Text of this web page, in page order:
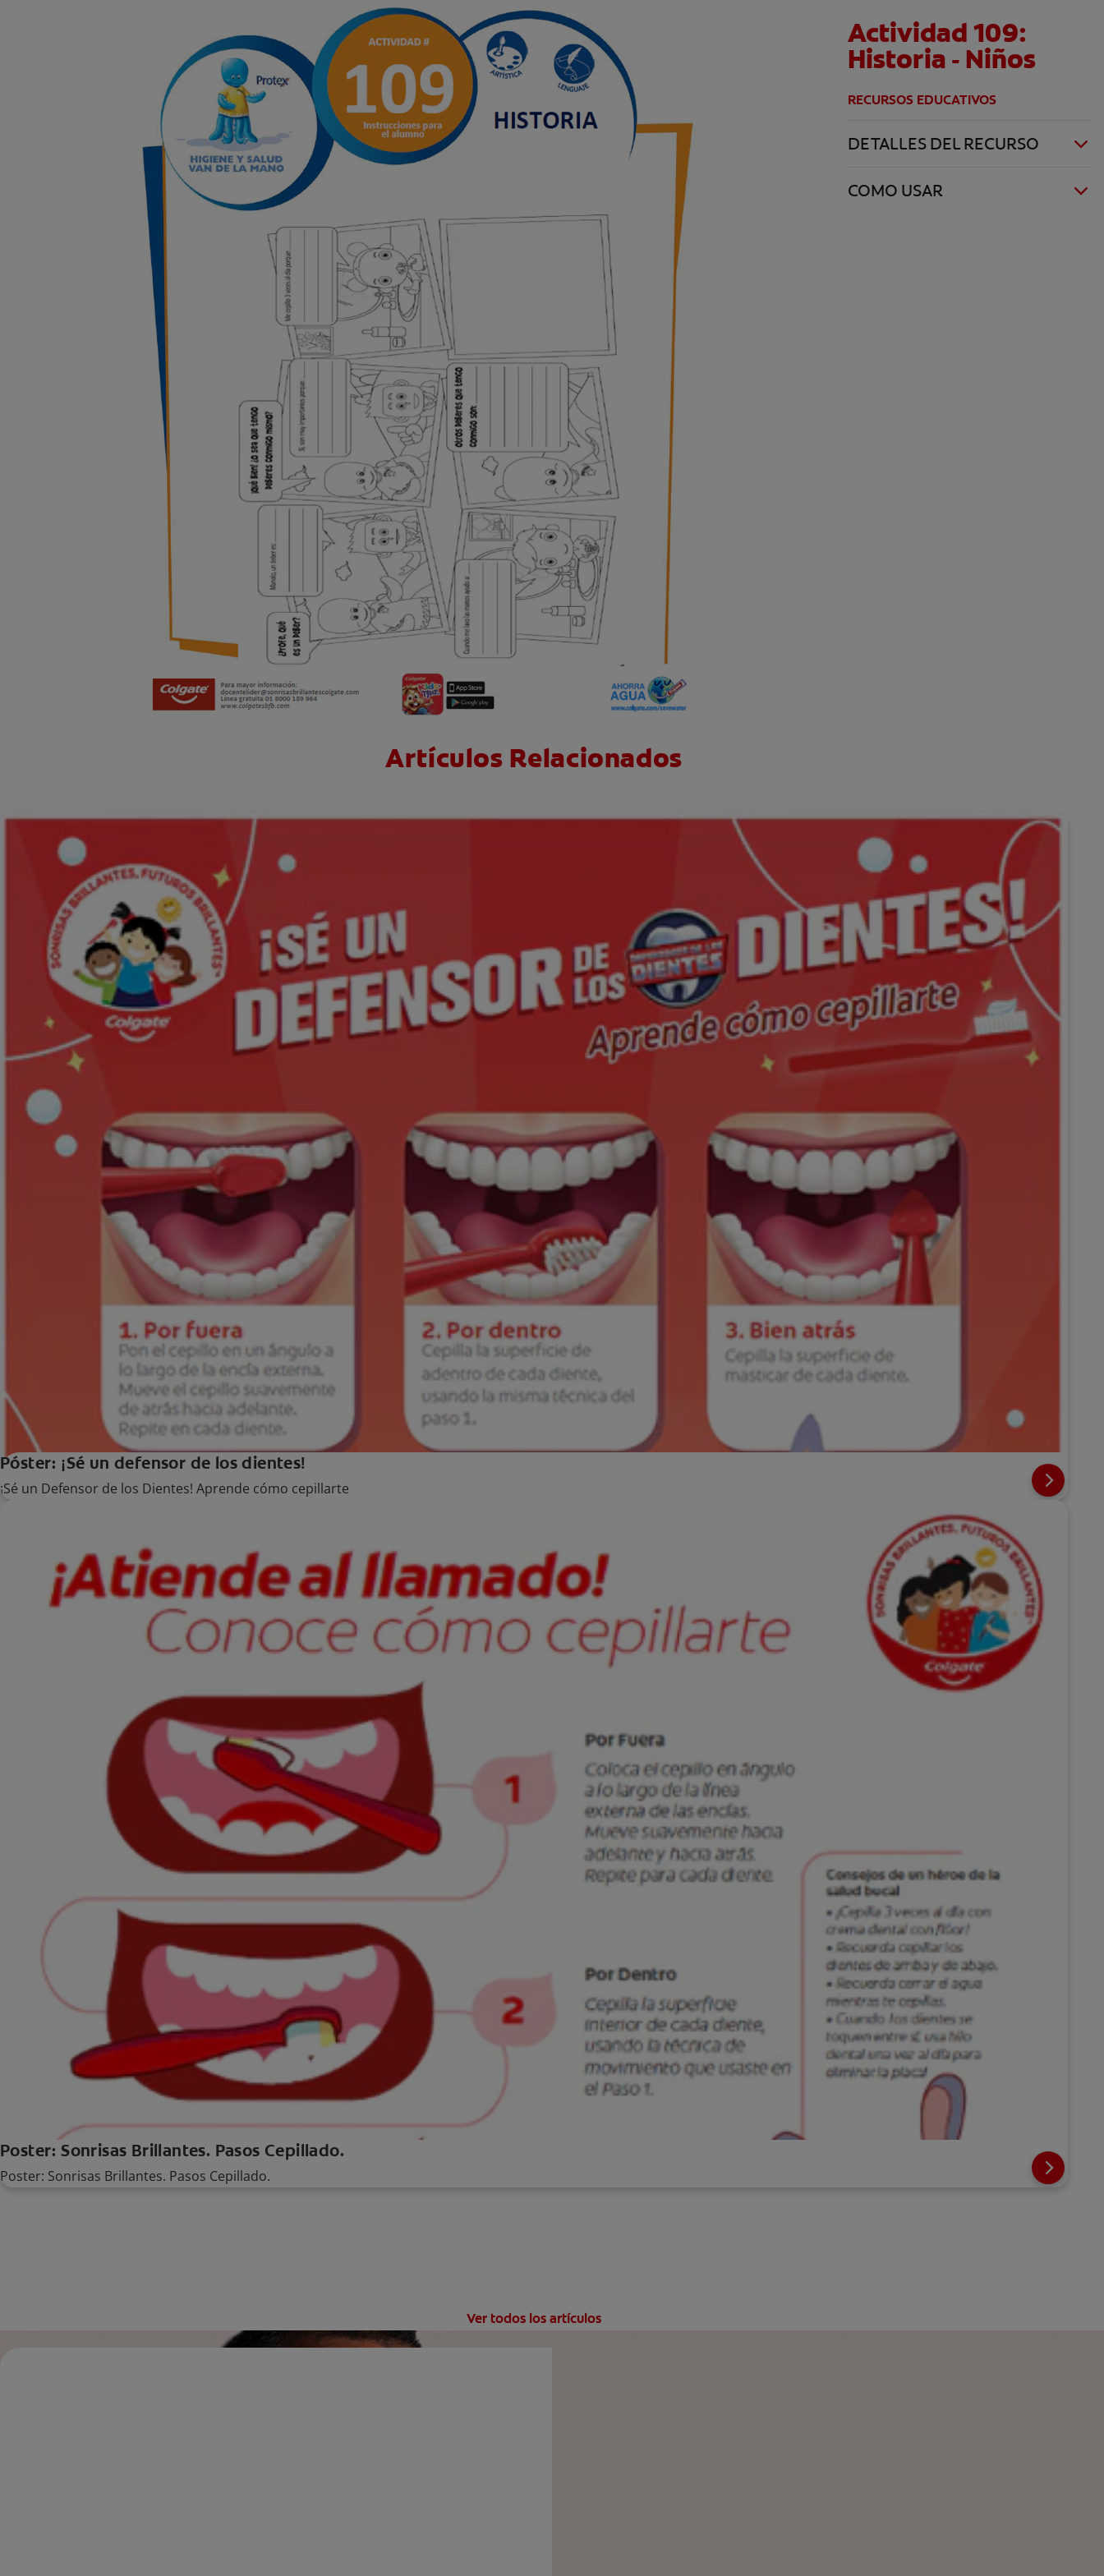
Actividad 109:
Historia - Niños
RECURSOS EDUCATIVOS
DETALLES DEL RECURSO
COMO USAR
Artículos Relacionados
Póster: ¡Sé un defensor de los dientes!
¡Sé un Defensor de los Dientes! Aprende cómo cepillarte
Poster: Sonrisas Brillantes. Pasos Cepillado.
Poster: Sonrisas Brillantes. Pasos Cepillado.
Ver todos los artículos